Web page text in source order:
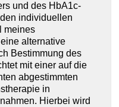
und des HbA1c-
individuellen
meines
alternative
Bestimmung des
mit einer auf die
abgestimmten
in
Hierbei wird